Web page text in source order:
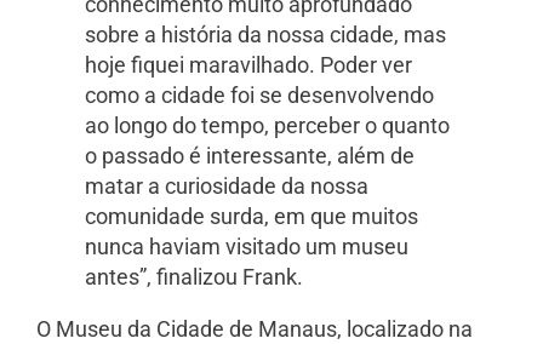
sobre a história da nossa cidade, mas
hoje fiquei maravilhado. Poder ver
como a cidade foi se desenvolvendo
ao longo do tempo, perceber o quanto
o passado é interessante, além de
matar a curiosidade da nossa
comunidade surda, em que muitos
nunca haviam visitado um museu
antes”, finalizou Frank.
O Museu da Cidade de Manaus, localizado na